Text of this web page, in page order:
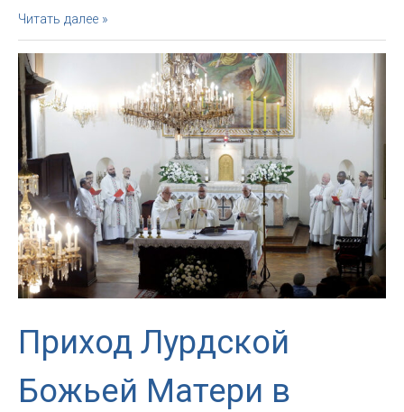
В
Москве
прошла
межприходская
молитвенная
встреча,
приуроченная
к
Всемирному
дню
больных
Читать далее »
Приход Лурдской
Божьей Матери в